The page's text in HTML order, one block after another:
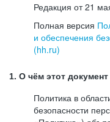
Редакция от 21
Полная версия
и обеспечения
(hh.ru)
1. О чём этот документ
Политика в
безопасности